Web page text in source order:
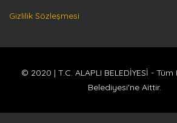
Gizlilik Sözleşmesi
© 2020 | T.C. ALAPLI BELEDİYESİ - Tüm
Belediyesi'ne Aittir.